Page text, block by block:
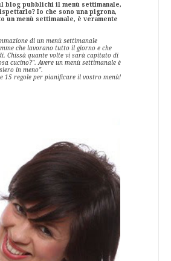
blog pubblichi il menù settimanale,
Io che sono una pigrona,
un menù settimanale, è veramente
di un menù settimanale
che lavorano tutto il giorno e che
Chissà quante volte vi sarà capitato di
cucino?". Avere un menù settimanale è
in meno".
15 regole per pianificare il vostro menù!